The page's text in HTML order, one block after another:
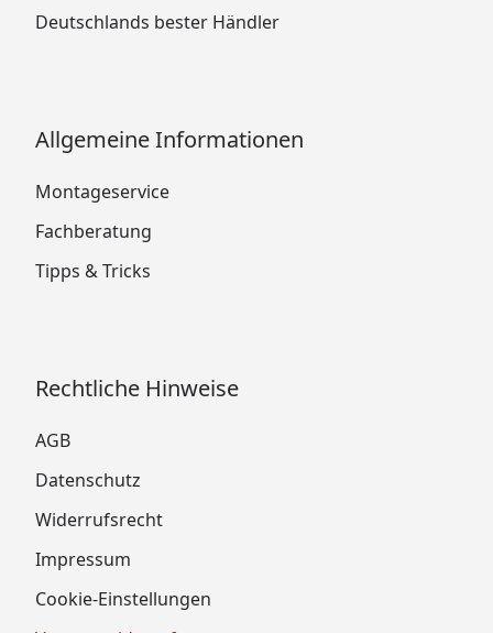
Deutschlands bester Händler
Allgemeine Informationen
Montageservice
Fachberatung
Tipps & Tricks
Rechtliche Hinweise
AGB
Datenschutz
Widerrufsrecht
Impressum
Cookie-Einstellungen